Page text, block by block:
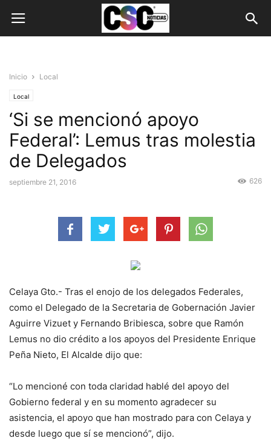
Inicio Local
Local
‘Si se mencionó apoyo
Federal’: Lemus tras molestia
de Delegados
septiembre 21, 2016 626
Celaya Gto.- Tras el enojo de los delegados Federales,
como el Delegado de la Secretaria de Gobernación Javier
Aguirre Vizuet y Fernando Bribiesca, sobre que Ramón
Lemus no dio crédito a los apoyos del Presidente Enrique
Peña Nieto, El Alcalde dijo que:
“Lo mencioné con toda claridad hablé del apoyo del
Gobierno federal y en su momento agradecer su
asistencia, el apoyo que han mostrado para con Celaya y
desde luego que sí se mencionó”, dijo.